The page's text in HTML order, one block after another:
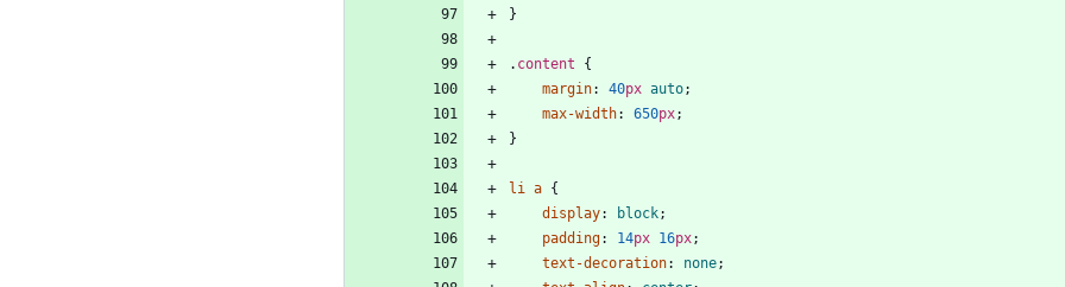
}
. content
{
margin: 40px auto;
max-width: 650px;
}
li a {
display: block;
padding: 14px 16px;
text-decoration: none;